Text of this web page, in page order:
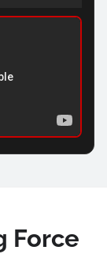
Force